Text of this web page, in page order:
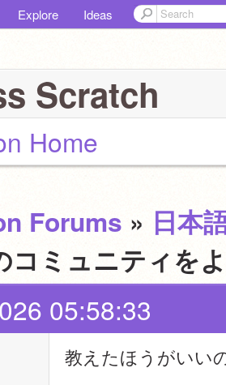
Explore Ideas
Scratch
Home
Forums » 日本
コミュニティを
05:58:33
教えたほうがいい